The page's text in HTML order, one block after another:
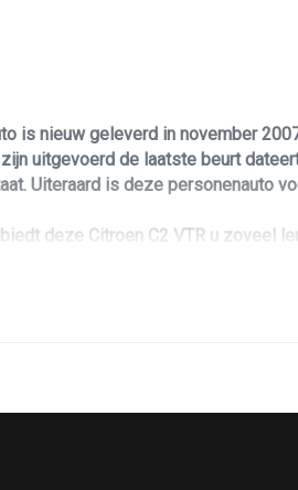
is nieuw geleverd in november
uitgevoerd de laatste beurt
Uiteraard is deze personenauto
deze Citroen C2 VTR u zoveel
alle tijden geheel vrijblijvend contact